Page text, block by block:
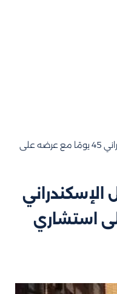
تجديد حبس إسماعيل الإسكندراني 45 يومًا مع عرضه على
استشاري